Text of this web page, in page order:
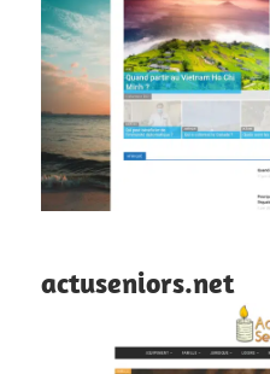
actuseniors.net